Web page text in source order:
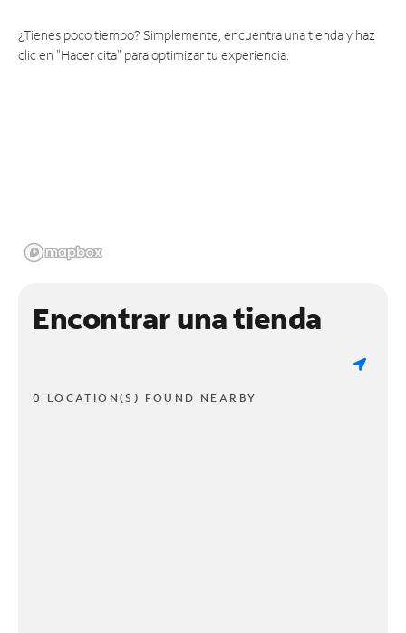
¿Tienes poco tiempo? Simplemente, encuentra una tienda y haz
clic en "Hacer cita" para optimizar tu experiencia.
Encontrar una tienda
0 LOCATION(S) FOUND NEARBY